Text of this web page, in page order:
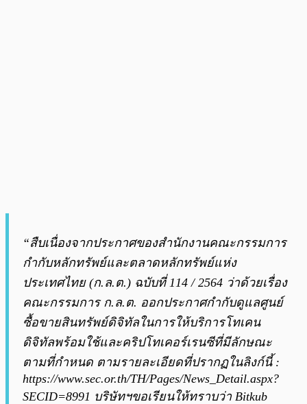
“สืบเนื่องจากประกาศของสำนักงานคณะกรรมการ
กำกับหลักทรัพย์และตลาดหลักทรัพย์แห่ง
ประเทศไทย (ก.ล.ต.) ฉบับที่ 114 / 2564 ว่าด้วยเรื่อง
คณะกรรมการ ก.ล.ต. ออกประกาศกำกับดูแลศูนย์
ซื้อขายสินทรัพย์ดิจิทัลในการให้บริการโทเคน
ดิจิทัลพร้อมใช้และคริปโทเคอร์เรนซีที่มีลักษณะ
ตามที่กำหนด ตามรายละเอียดที่ปรากฏในลิงก์นี้ :
https://www.sec.or.th/TH/Pages/News_Detail.aspx?
SECID=8991 บริษัทฯขอเรียนให้ทราบว่า Bitkub